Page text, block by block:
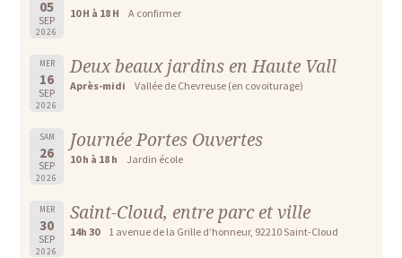
05
SEP
2026
10 H à 18 H A confirmer
MER
16
SEP
2026
Deux beaux jardins en Haute Vall
Après-midi Vallée de Chevreuse (en covoiturage)
SAM
26
SEP
2026
Journée Portes Ouvertes
10 h à 18 h Jardin école
MER
30
SEP
2026
Saint-Cloud, entre parc et ville
14h 30 1 avenue de la Grille d’honneur, 92210 Saint-Cloud